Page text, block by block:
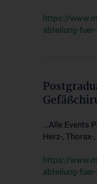
https://
abteilung-
...Alle Events
Herz-,
https://
abteilung-